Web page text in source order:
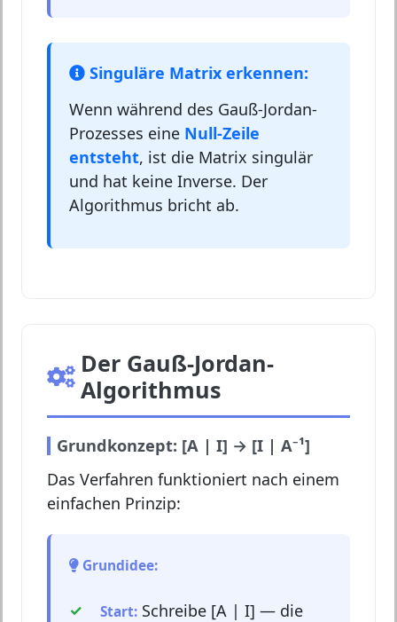
Singuläre Matrix erkennen:
Wenn während des Gauß-Jordan-
Prozesses eine Null-Zeile
entsteht, ist die Matrix singulär
und hat keine Inverse. Der
Algorithmus bricht ab.
Der Gauß-Jordan-
Algorithmus
Grundkonzept: [A | I] → [I | A⁻¹]
Das Verfahren funktioniert nach einem
einfachen Prinzip:
Grundidee:
Start: Schreibe [A | I] — die